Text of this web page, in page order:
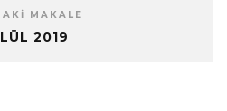
MAKALE
2019